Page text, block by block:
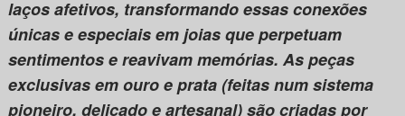
laços afetivos, transformando essas conexões
únicas e especiais em joias que perpetuam
sentimentos e reavivam memórias. As peças
exclusivas em ouro e prata (feitas num sistema
pioneiro, delicado e artesanal) são criadas por